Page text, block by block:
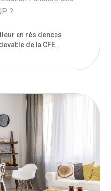
?
en résidences
de la CFE...